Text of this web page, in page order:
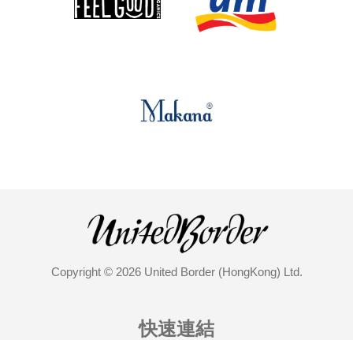
Copyright © 2026 United Border (HongKong) Ltd.
快速連結